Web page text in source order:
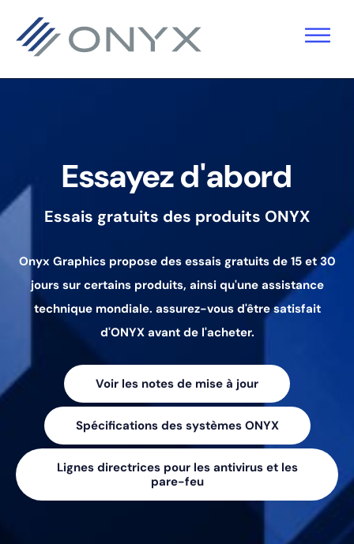
Sauter
Passer
Essayez d'abord
Essais gratuits des produits ONYX
Onyx Graphics propose des essais gratuits de 15 et 30
jours sur certains produits, ainsi qu'une assistance
technique mondiale. assurez-vous d'être satisfait
d'ONYX avant de l'acheter.
Voir les notes de mise à jour
Spécifications des systèmes ONYX
Lignes directrices pour les antivirus et les
pare-feu